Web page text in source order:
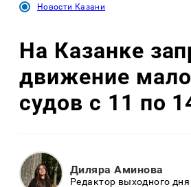
Новости Казани
На Казанке
движение
судов с 11 по
Диляра Аминова
Редактор выходного дня